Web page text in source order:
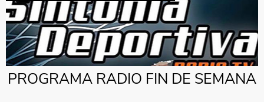
PROGRAMA RADIO FIN DE SEMANA